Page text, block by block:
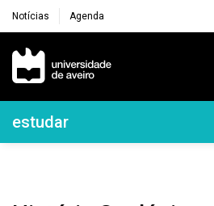
Notícias Agenda
Navegação Principal
Navegação Lateral
estudar